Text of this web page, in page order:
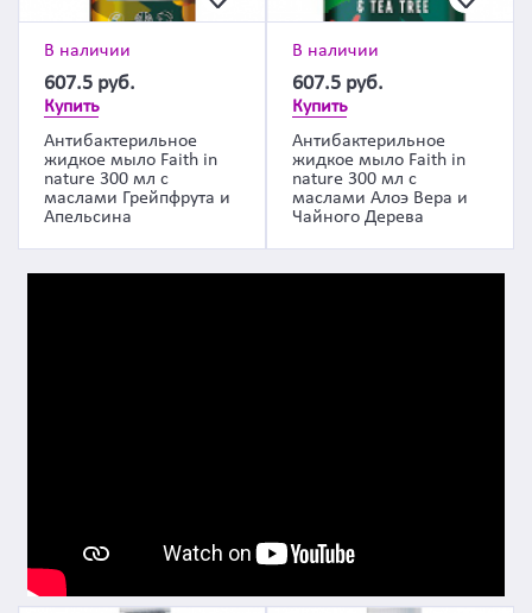
В наличии
607.5 руб.
Купить
Антибактерильное
жидкое мыло Faith in
nature 300 мл с
маслами Грейпфрута и
Апельсина
В наличии
607.5 руб.
Купить
Антибактерильное
жидкое мыло Faith in
nature 300 мл с
маслами Алоэ Вера и
Чайного Дерева